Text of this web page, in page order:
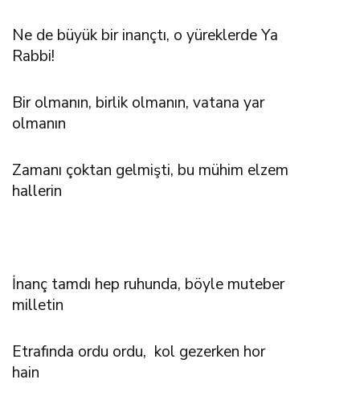
Ne de büyük bir inançtı, o yüreklerde Ya
Rabbi!
Bir olmanın, birlik olmanın, vatana yar
olmanın
Zamanı çoktan gelmişti, bu mühim elzem
hallerin
İnanç tamdı hep ruhunda, böyle muteber
milletin
Etrafında ordu ordu, kol gezerken hor
hain